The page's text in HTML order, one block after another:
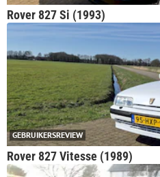
Rover 827 Si (1993)
GEBRUIKERSREVIEW
Rover 827 Vitesse (1989)